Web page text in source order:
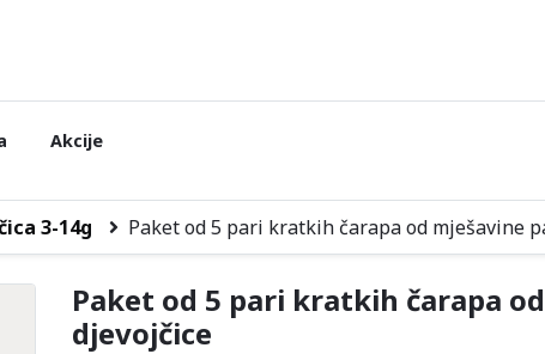
Akcije
3-14g Paket od 5 pari kratkih čarapa od mješavine
Paket od 5 pari kratkih čarapa
djevojčice